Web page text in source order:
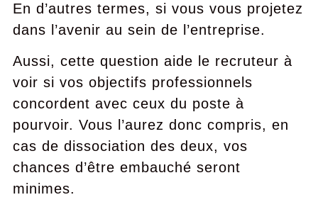
En d’autres termes, si vous vous projetez
dans l’avenir au sein de l’entreprise.
Aussi, cette question aide le recruteur à
voir si vos objectifs professionnels
concordent avec ceux du poste à
pourvoir. Vous l’aurez donc compris, en
cas de dissociation des deux, vos
chances d’être embauché seront
minimes.